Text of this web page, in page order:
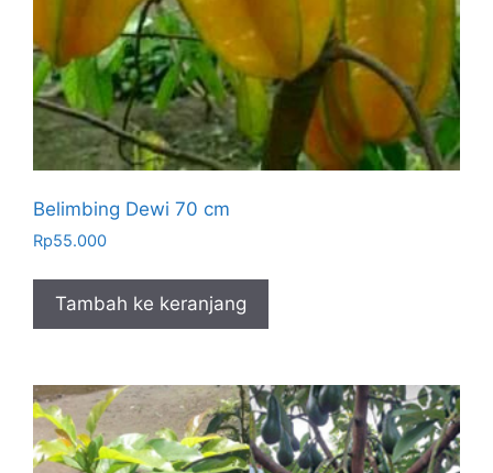
Belimbing Dewi 70 cm
Rp55.000
Tambah ke keranjang